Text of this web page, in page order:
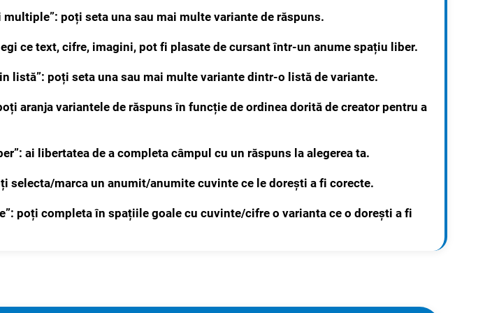
poți seta una sau mai multe variante de răspuns.
ce text, cifre, imagini, pot fi plasate de cursant într-un anume spațiu liber.
listă”: poți seta una sau mai multe variante dintr-o listă de variante.
aranja variantele de răspuns în funcție de ordinea dorită de creator pentru a
ai libertatea de a completa câmpul cu un răspuns la alegerea ta.
selecta/marca un anumit/anumite cuvinte ce le dorești a fi corecte.
”: poți completa în spațiile goale cu cuvinte/cifre o varianta ce o dorești a fi